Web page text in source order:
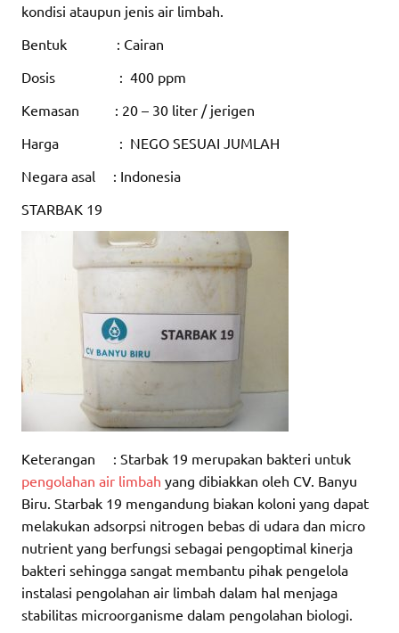
kondisi ataupun jenis air limbah.
Bentuk : Cairan
Dosis : 400 ppm
Kemasan : 20 – 30 liter / jerigen
Harga : NEGO SESUAI JUMLAH
Negara asal : Indonesia
STARBAK 19
Keterangan : Starbak 19 merupakan bakteri untuk
pengolahan air limbah yang dibiakkan oleh CV. Banyu
Biru. Starbak 19 mengandung biakan koloni yang dapat
melakukan adsorpsi nitrogen bebas di udara dan micro
nutrient yang berfungsi sebagai pengoptimal kinerja
bakteri sehingga sangat membantu pihak pengelola
instalasi pengolahan air limbah dalam hal menjaga
stabilitas microorganisme dalam pengolahan biologi.